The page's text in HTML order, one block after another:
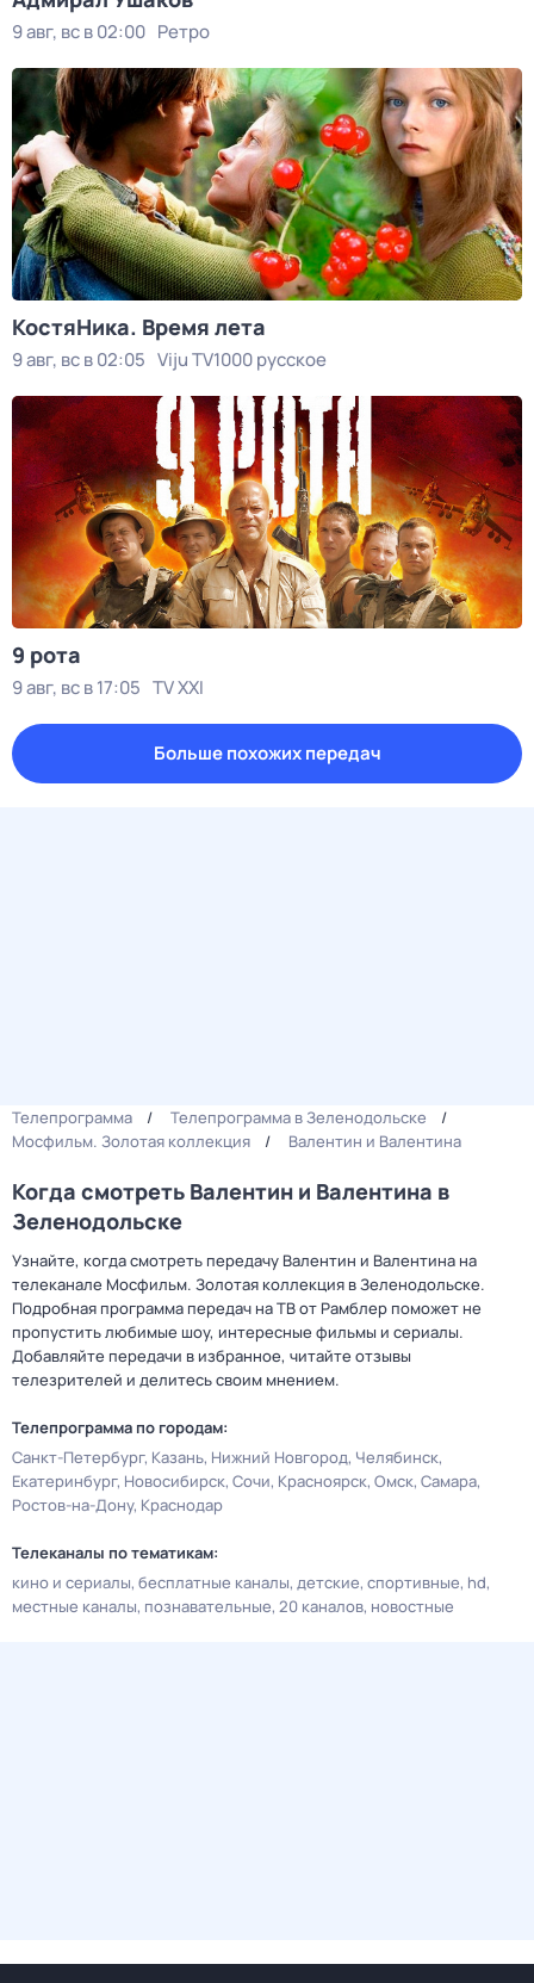
9 авг, вс в 02:00 Ретро
КостяНика. Время лета
9 авг, вс в 02:05 Viju TV1000 русское
9 рота
9 авг, вс в 17:05 TV XXI
Больше похожих передач
Телепрограмма
Телепрограмма в Зеленодольске
Мосфильм. Золотая коллекция
Валентин и Валентина
Когда смотреть Валентин и Валентина в
Зеленодольске
Узнайте, когда смотреть передачу Валентин и Валентина на
телеканале Мосфильм. Золотая коллекция в Зеленодольске.
Подробная программа передач на ТВ от Рамблер поможет не
пропустить любимые шоу, интересные фильмы и сериалы.
Добавляйте передачи в избранное, читайте отзывы
телезрителей и делитесь своим мнением.
Телепрограмма по городам:
Санкт-Петербург Казань Нижний Новгород Челябинск
Екатеринбург Новосибирск Сочи Красноярск Омск Самара
Ростов-на-Дону Краснодар
Телеканалы по тематикам:
кино и сериалы бесплатные каналы детские спортивные hd
местные каналы познавательные 20 каналов новостные